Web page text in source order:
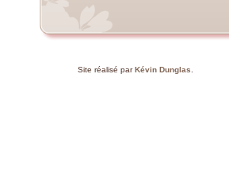
Site réalisé par Kévin Dunglas.